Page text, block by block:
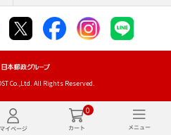
0
Co.,Ltd. All Rights Reserved.